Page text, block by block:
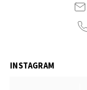
INSTAGRAM